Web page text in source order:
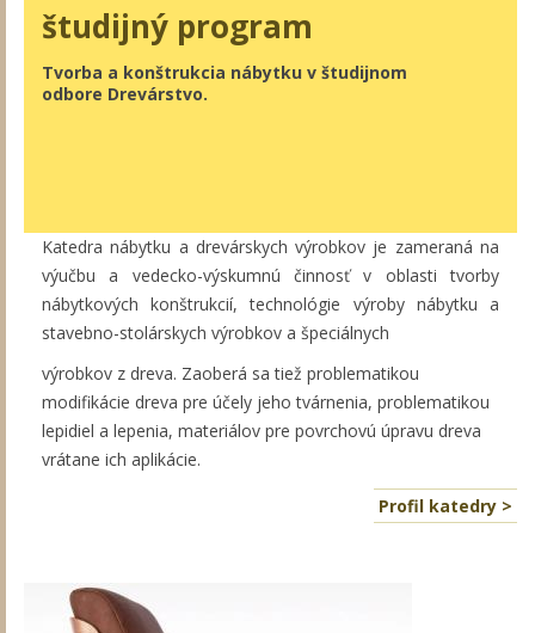
študijný program
Tvorba a konštrukcia nábytku v študijnom
odbore Drevárstvo.
Katedra nábytku a drevárskych výrobkov je zameraná na
výučbu a vedecko-výskumnú činnosť v oblasti tvorby
nábytkových konštrukcií, technológie výroby nábytku a
stavebno-stolárskych výrobkov a špeciálnych
výrobkov z dreva. Zaoberá sa tiež problematikou
modifikácie dreva pre účely jeho tvárnenia, problematikou
lepidiel a lepenia, materiálov pre povrchovú úpravu dreva
vrátane ich aplikácie.
Profil katedry >